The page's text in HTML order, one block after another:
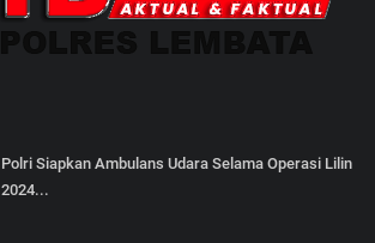
Polri Siapkan Ambulans Udara Selama Operasi Lilin
2024...